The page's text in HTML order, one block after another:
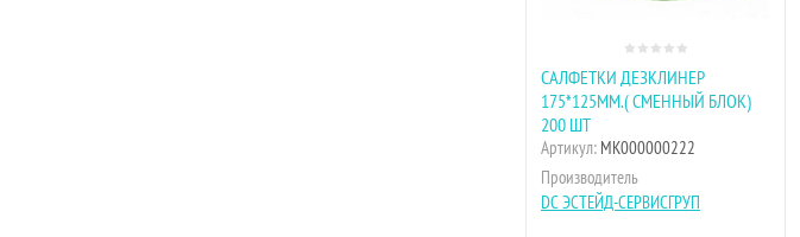
САЛФЕТКИ ДЕЗКЛИНЕР
175*125ММ.( СМЕННЫЙ БЛОК)
200 ШТ
Артикул: МК000000222
Производитель
DC ЭСТЕЙД-СЕРВИСГРУП